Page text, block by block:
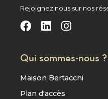
Rejoignez nous sur nos
Qui sommes-nous ?
Maison Bertacchi
Plan d'accès